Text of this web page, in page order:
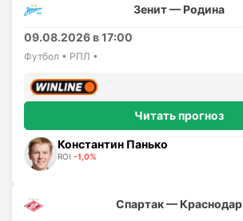
Зенит — Родина
09.08.2026 в 17:00
Футбол • РПЛ •
Читать прогноз
Константин Панько
ROI -1,0%
Спартак — Краснодар